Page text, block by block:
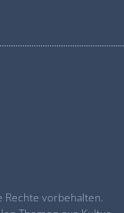
Rechte vorbehalten.